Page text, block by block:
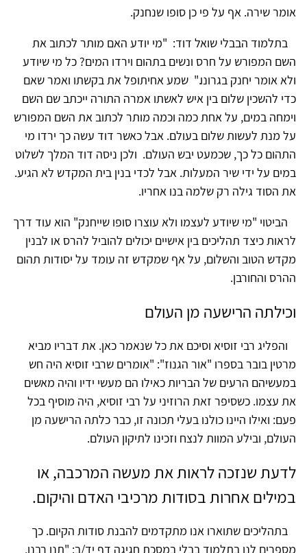
אומר שירה. אף על פי כן סופו שנחנק.
בתלמוד הבבלי שואל דוד: "מי יודע האם מותר לכתוב את
השם המפורש על חרס ונשים בתהום וירדו המים? כל מי שיודע
ולא אומר יחנק בגרונו." שמע אחיתופל את בקשתו ואמר שאם
כדי להשכין שלום בין איש לאשתו אמרה התורה ייכתב שם השם
וימחה במים, על אחת כמה וכמה מותר לכתוב את השם המפורש
על מנת לעשות שלום בעולם. אבל כאשר דוד עשה כך ירדו מי
התהום כל כך, שכמעט יבש העולם. ולכן ניסה דוד המלך לשלוט
במים על ידי שיר המעלות. אבל לכדי בנין בית המקדש לא הגיע.
את הסוד גילה רק שלמה בנו אחריו.
הביטוי "מי שיודע לעצמו ולא עוצרו סופו שייחנק" הוא עוד דרך
לראות כיצד תהליכים בין אישיים יכולים להוביל להרס או לבנין
מקדש הטוב והשלום, על אף שמקדש זה עומד על יסודות תהום
ההרס והחורבן.
וכילתה הרישעה מן העולם
והפליג רבי זוסיא וסיכם את כל שנאמר כאן. את דבריו מביא
מרטין בובר בספרו "אור הגנוז": "אומרים שרבי זוסיא היה חש
במעשיהם הרעים של הבריות כאילו הם מעשי ידיו והיה מאשים
את עצמו. כשסיפר זאת הרוזיני על רבי זוסיא, היה מוסיף בכל
פעם: ואילו היינו כולנו בעלי תכונה זו, כבר כלתה הרישעה מן
העולם, ובילע המוות לנצח וזכינו לתיקון העולם.
לדעת שנזכה לראות את מעשה המרכבה, או
במילים אחרות בסודות מרכיבי האדם והיקום.
בתהליכים שתוארו אנו מתקדמים להבנת סודות הקיום. כך
מספרים לנו בתלמוד בבלי במסכת חגיגה דף יד/ב: "תנו רבנן,